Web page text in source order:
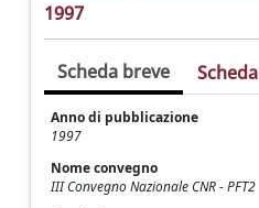
1997
Scheda breve
Anno di pubblicazione
1997
Nome convegno
III Convegno Nazionale CNR - PFT2